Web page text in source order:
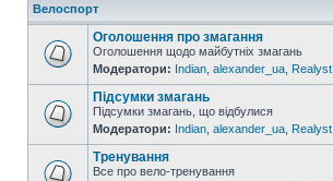
Велоспорт
Оголошення про змагання
Оголошення щодо майбутніх змагань
Модератори: Indian alexander_ua Realyst
Підсумки змагань
Підсумки змагань, що відбулися
Модератори: Indian alexander_ua Realyst
Тренування
Все про вело-тренування